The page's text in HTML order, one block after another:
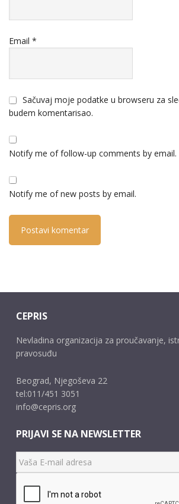
Email *
Sačuvaj moje podatke u browseru za
budem komentarisao.
Notify me of follow-up comments by email.
Notify me of new posts by email.
CEPRIS
Nevladina organizacija za proučavanje,
pravosuđu
Beograd, Njegoševa 22
tel:011/451 3051
info@cepris.org
PRIJAVI SE NA NEWSLETTER